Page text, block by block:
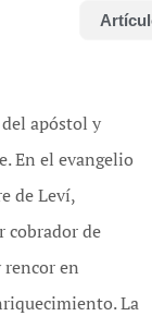
apóstol y
En el evangelio
de Leví,
cobrador de
en
La